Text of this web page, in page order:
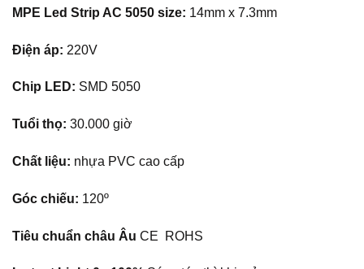
MPE Led Strip AC 5050 size: 14mm x 7.3mm
Điện áp: 220V
Chip LED: SMD 5050
Tuổi thọ: 30.000 giờ
Chất liệu: nhựa PVC cao cấp
Góc chiếu: 120º
Tiêu chuẩn châu Âu CE ROHS